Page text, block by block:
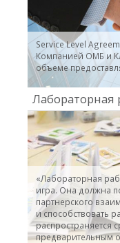
Service Level
Компанией ОМБ и
объеме
Лабораторная
«Лабораторная
игра. Она должна
партнерского
и способствовать
распространяется
предварительным